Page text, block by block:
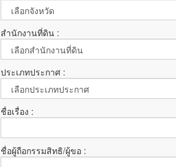
สำนักงานที่ดิน :
ประเภทประกาศ :
ชื่อเรื่อง :
ชื่อผู้ถือกรรมสิทธิ/ผู้ขอ :